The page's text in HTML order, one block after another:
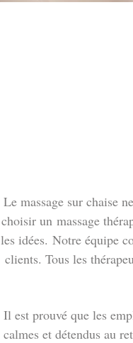
Le massage sur chaise
choisir un massage
les idées. Notre équipe
clients. Tous les
Il est prouvé que les
calmes et détendus au